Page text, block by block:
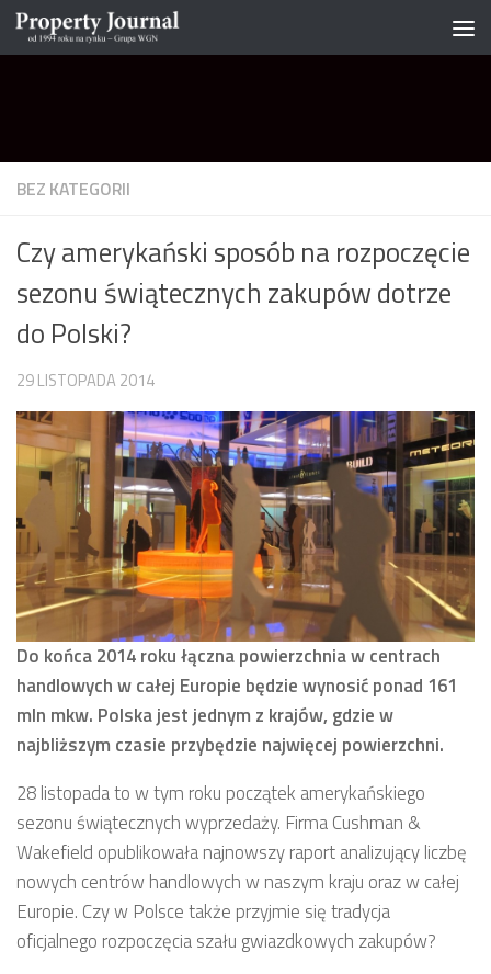
Skip to content
BEZ KATEGORII
Czy amerykański sposób na rozpoczęcie
sezonu świątecznych zakupów dotrze
do Polski?
29 LISTOPADA 2014
Do końca 2014 roku łączna powierzchnia w centrach
handlowych w całej Europie będzie wynosić ponad 161
mln mkw. Polska jest jednym z krajów, gdzie w
najbliższym czasie przybędzie najwięcej powierzchni.
28 listopada to w tym roku początek amerykańskiego
sezonu świątecznych wyprzedaży. Firma Cushman &
Wakefield opublikowała najnowszy raport analizujący liczbę
nowych centrów handlowych w naszym kraju oraz w całej
Europie. Czy w Polsce także przyjmie się tradycja
oficjalnego rozpoczęcia szału gwiazdkowych zakupów?